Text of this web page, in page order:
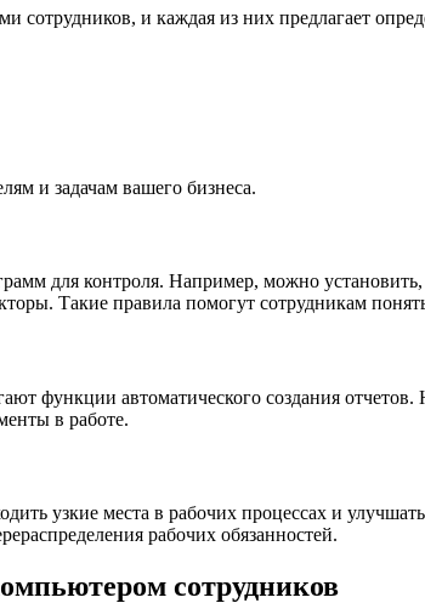
сотрудников, и каждая из них предлагает
и задачам вашего бизнеса.
для контроля. Например, можно
Такие правила помогут сотрудникам
функции автоматического создания
в работе.
узкие места в рабочих процессах и
рабочих обязанностей.
сотрудников